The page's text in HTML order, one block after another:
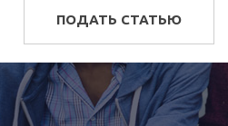
ПОДАТЬ СТАТЬЮ